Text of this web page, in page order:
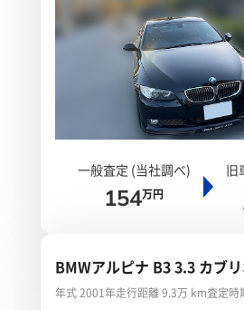
一般査定 (当社調べ)
154万円
旧
BMWアルピナ B3 3.3 カブ
年式 2001年走行距離 9.3万 km査定時